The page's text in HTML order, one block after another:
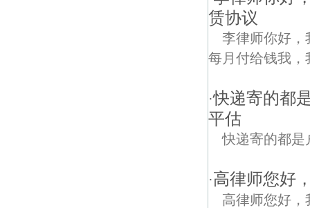
赁协议
李律师你好，
每月付给钱我，
·快递寄的都
平估
快递寄的都是
·高律师您好
高律师您好，